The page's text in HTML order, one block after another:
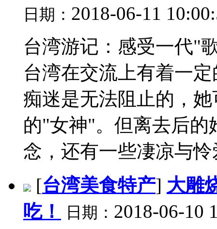
日期： 2018-06-11
台湾游记：感受一代"
台湾在交流上有着一
痴迷是无法阻止的，
的"女神"。但离去后的
念，还有一些凄凉与怜
[台湾美食特产] 大雕
吃！
日期： 2018-06-10